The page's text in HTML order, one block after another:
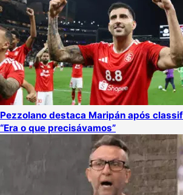
Pezzolano destaca Maripán após
“Era o que precisávamos”